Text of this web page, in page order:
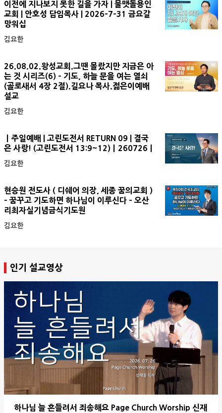
이전에 지나보지 못한 길을 가자 | 물맷돌용인
교회 | 안호성 담임목사 | 2026-7-31 금요갈
망워십
김요한
26.08.02.왕성교회.그땐 몰랐지만 지금은 아
는 것 시리즈(6) - 기도, 하늘 문을 여는 열쇠
(골로새서 4장 2절).길요나 목사.젊은이예배
설교
김요한
ㅣ주일예배 | 고린도전서 RETURN 09 | 결국
은 사랑! (고린도전서 13:9~12)ㅣ260726ㅣ
김요한
현승원 전도사 ( 디쉐어 의장, 세종 꿈의교회 )
- 꿈꾸고 기도하면 하나님이 이루신다 - 오산
리최자실기념금식기도원
김요한
인기 설교영상
하나님 늘 흔들려서 죄송해요 Page Church Worship 신재